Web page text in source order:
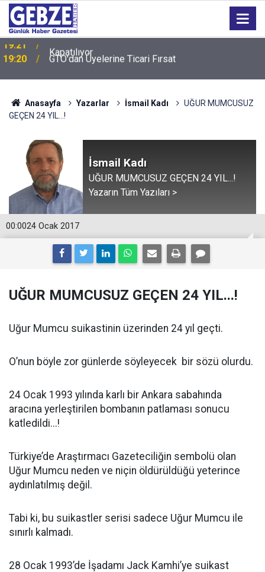
19:20 GTO'dan Üyelerine Ticari Fırsat
Anasayfa Yazarlar İsmail Kadı
UĞUR MUMCUSUZ
GEÇEN 24 YIL...!
İsmail Kadı
UĞUR MUMCUSUZ GEÇEN 24 YIL...!
Yazarın Tüm Yazıları >
00:0024 Ocak 2017
UĞUR MUMCUSUZ GEÇEN 24 YIL...!
Uğur Mumcu suikastinin üzerinden 24 yıl geçti.
O’nun böyle zor günlerde söyleyecek bir sözü olurdu.
24 Ocak 1993 yılında karlı bir Ankara sabahında
aracına yerleştirilen bombanın patlaması sonucu
katledildi...!
Türkiye’de Araştırmacı Gazeteciliğin sembolü olan
Uğur Mumcu neden ve niçin öldürüldüğü yeterince
aydınlatılmış değil.
Tabi ki, bu suikastler serisi sadece Uğur Mumcu ile
sınırlı kalmadı.
28 Ocak 1993’de İşadamı Jack Kamhi’ye suikast